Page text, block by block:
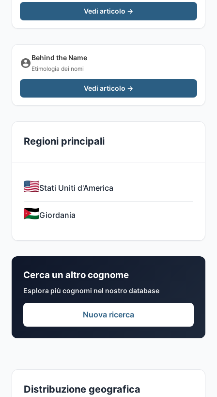
Distribuzione geografica
Vedi articolo →
Behind the Name
Etimologia dei nomi
Vedi articolo →
Regioni principali
Stati Uniti d'America
Giordania
Cerca un altro cognome
Esplora più cognomi nel nostro database
Nuova ricerca